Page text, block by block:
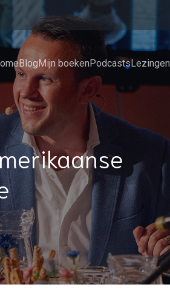
BlogMijn boekenPodcastsLezingen